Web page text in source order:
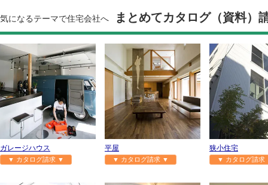
気になるテーマで住宅会社へ まとめてカタログ（資料）
ガレージハウス
▼ カタログ請求 ▼
平屋
▼ カタログ請求 ▼
狭小住宅
▼ カタログ請